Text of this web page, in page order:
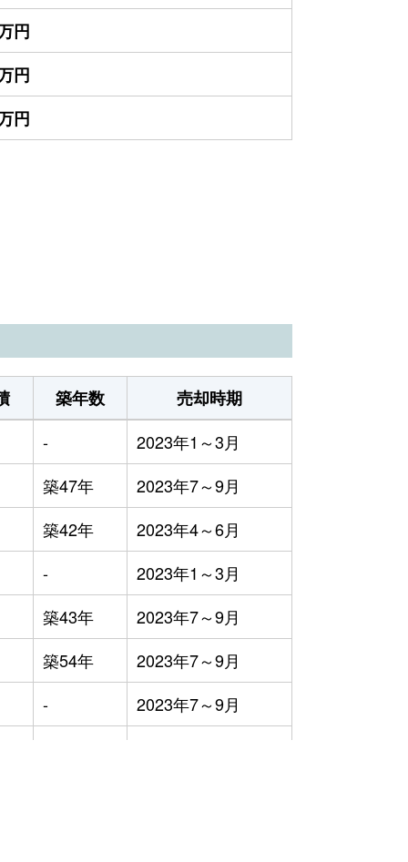
円
円
円
築年数
売却時期
-
2023年1～3月
築47年
2023年7～9月
築42年
2023年4～6月
-
2023年1～3月
築43年
2023年7～9月
築54年
2023年7～9月
-
2023年7～9月